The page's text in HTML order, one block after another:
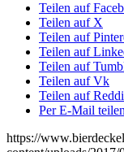
Teilen auf
Teilen auf X
Teilen auf
Teilen auf
Teilen auf
Teilen auf Vk
Teilen auf
Per E-Mail teilen
https://